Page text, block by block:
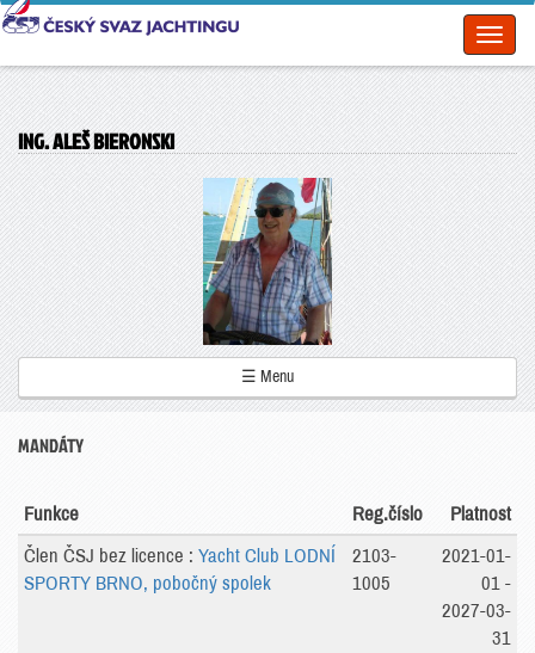
ING. ALEŠ BIERONSKI
☰ Menu
MANDÁTY
Funkce Reg.číslo Platnost
Člen ČSJ bez licence : Yacht Club LODNÍ
SPORTY BRNO, pobočný spolek
2103-
1005
2021-01-
01 -
2027-03-
31